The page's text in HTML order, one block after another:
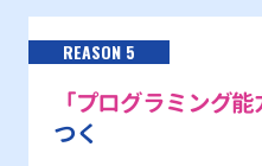
REASON 5
「プログラミング
つく